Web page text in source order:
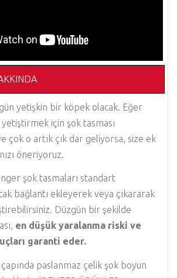
yetişkin bir köpek olacak. Eğer
yetiştirmek için şok tasması
çok o artık çık dar geliyorsa, size ek
öneriyoruz.
şok tasmaları standart
bağlantı ekleyerek veya çıkararak
Düzgün bir şekilde
en düşük yaralanma riski ve
garanti eder.
paslanmaz çelik şok boyun